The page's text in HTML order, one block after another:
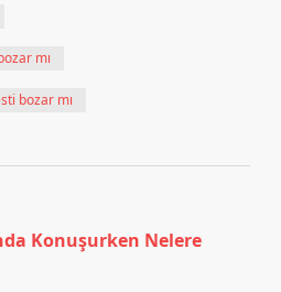
mı
bozar mı
Konuşurken Nelere